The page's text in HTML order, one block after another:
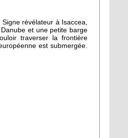
révélateur à Isaccea,
et une petite barge
traverser la frontière
est submergée.